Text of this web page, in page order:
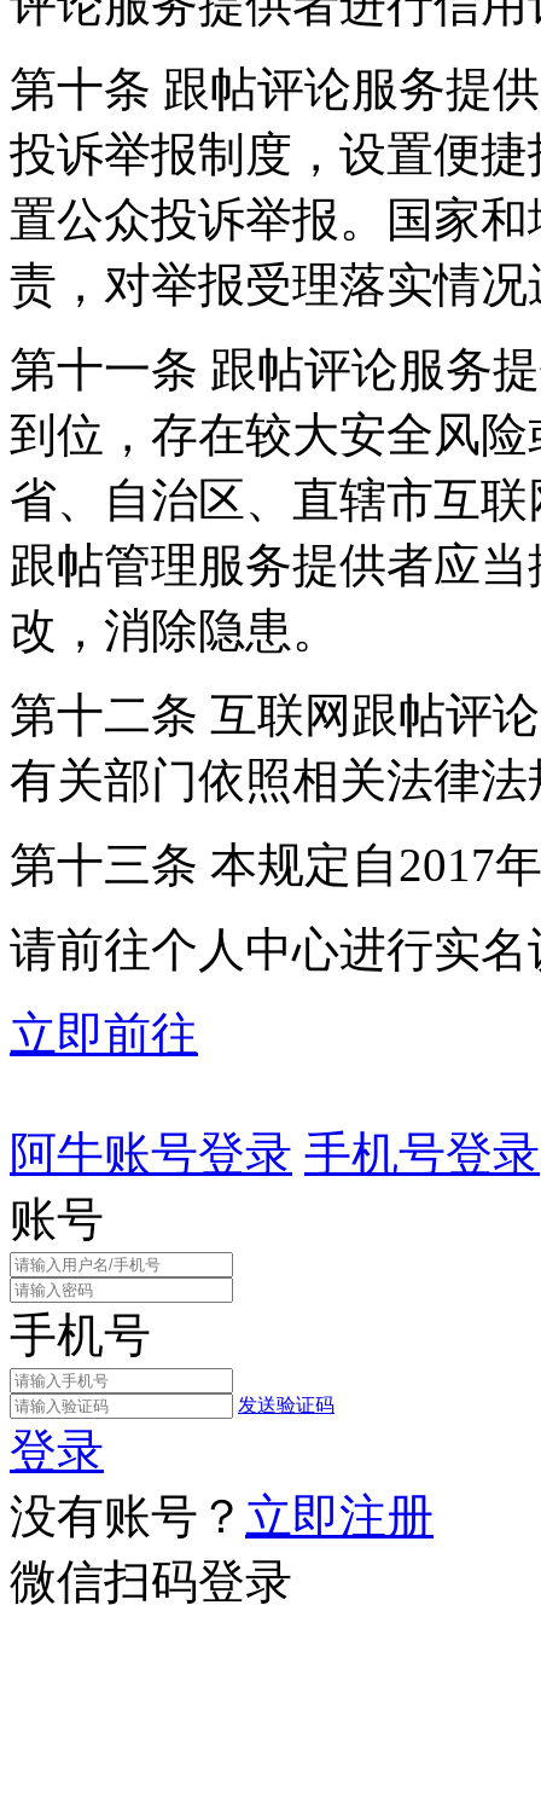
第十条 跟帖评论服务提
投诉举报制度，设置便
置公众投诉举报。国家
责，对举报受理落实情
第十一条 跟帖评论服务
到位，存在较大安全风
省、自治区、直辖市互
跟帖管理服务提供者应
改，消除隐患。
第十二条 互联网跟帖评
有关部门依照相关法律
第十三条 本规定自2017
请前往个人中心进行实名
立即前往
阿牛账号登录 手机号登录
账号
手机号
发送验证码
登录
没有账号？ 立即注册
微信扫码登录